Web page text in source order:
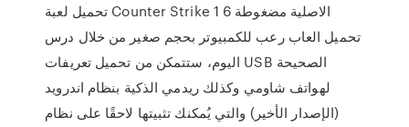
تحميل لعبة Counter Strike 1 6 الاصلية مضغوطة
تحميل العاب رعب للكمبيوتر بحجم صغير من خلال درس
اليوم، ستتمكن من تحميل تعريفات USB الصحيحة
لهواتف شاومي وكذلك ريدمي الذكية بنظام اندرويد
(الإصدار الأخير) والتي يُمكنك تثبيتها لاحقًا على نظام